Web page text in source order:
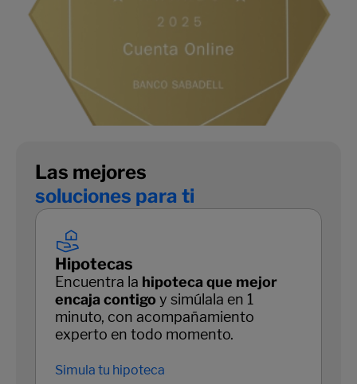
Las mejores
soluciones para ti
Hipotecas
Encuentra la hipoteca que mejor
encaja contigo y simúlala en 1
minuto, con acompañamiento
experto en todo momento.
Simula tu hipoteca